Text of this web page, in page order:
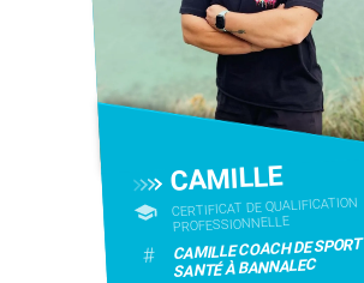
CAMILLE
CERTIFICAT DE QUALIFICATION
PROFESSIONNELLE
# CAMILLE COACH DE SPORT
SANTÉ À BANNALEC